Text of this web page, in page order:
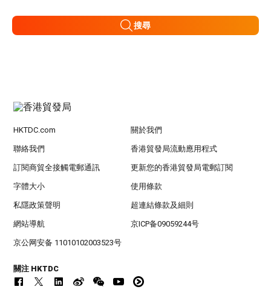
搜尋
HKTDC.com 關於我們
聯絡我們 香港貿發局流動應用程式
訂閱商貿全接觸電郵通訊 更新您的香港貿發局電郵訂閱
字體大小 使用條款
私隱政策聲明 超連結條款及細則
網站導航 京ICP备09059244号
京公网安备 11010102003523号
關注 HKTDC